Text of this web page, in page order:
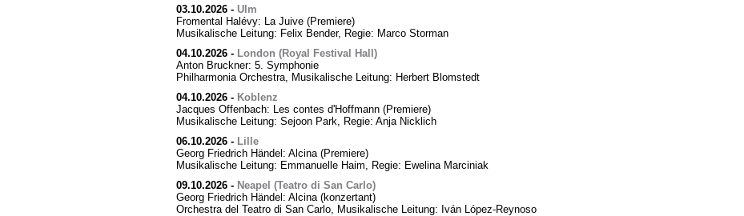
03.10.2026- Ulm
Fromental Halévy: La Juive (Premiere)
Musikalische Leitung: Felix Bender, Regie: Marco Storman
04.10.2026- London (Royal Festival Hall)
Anton Bruckner: 5. Symphonie
Philharmonia Orchestra, Musikalische Leitung: Herbert Blomstedt
04.10.2026- Koblenz
Jacques Offenbach: Les contes d'Hoffmann (Premiere)
Musikalische Leitung: Sejoon Park, Regie: Anja Nicklich
06.10.2026- Lille
Georg Friedrich Händel: Alcina (Premiere)
Musikalische Leitung: Emmanuelle Haim, Regie: Ewelina Marciniak
09.10.2026- Neapel (Teatro di San Carlo)
Georg Friedrich Händel: Alcina (konzertant)
Orchestra del Teatro di San Carlo, Musikalische Leitung: Iván López-Reynoso